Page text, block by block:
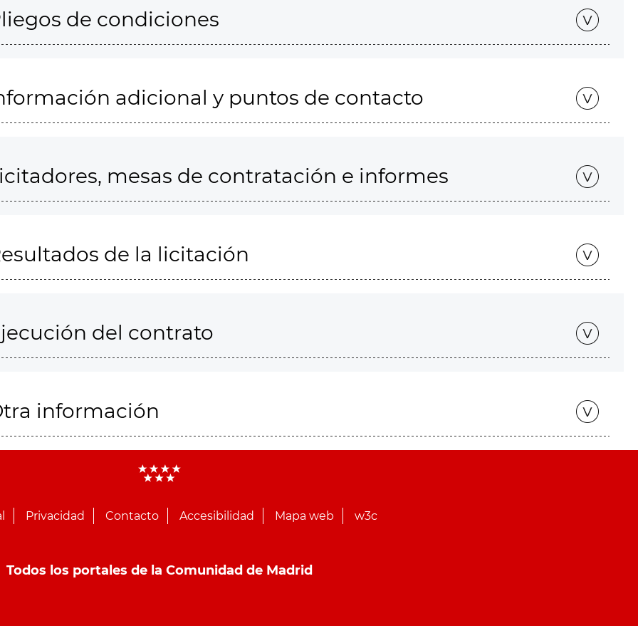
de condiciones
adicional y puntos de contacto
mesas de contratación e informes
de la licitación
del contrato
información
Privacidad Contacto Accesibilidad Mapa web w3c
Todos los portales de la Comunidad de Madrid